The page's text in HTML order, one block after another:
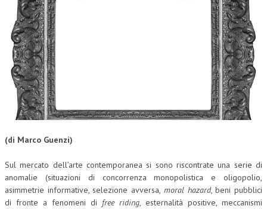
ALTA FORMAZIONE
CORSI CE.S.E.D.
ARCHIVIO CORSI 2015
DIVENTA SOCIO
BROCHURE CE.S.E.D.
COMITATO SCIENTIFICO
COMITATO EDITORIALE
(di Marco Guenzi)
Sul mercato dell’arte contemporanea si sono riscontrate una serie di
anomalie (situazioni di concorrenza monopolistica e oligopolio,
asimmetrie informative, selezione avversa, moral hazard, beni pubblici
di fronte a fenomeni di free riding, esternalità positive, meccanismi